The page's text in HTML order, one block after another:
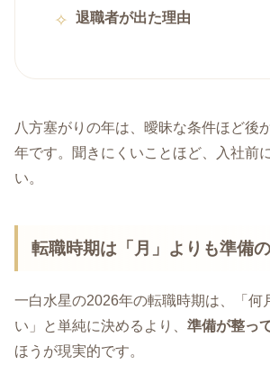
退職者が出た理由
八方塞がりの年は、曖昧な条件ほど後
年です。聞きにくいことほど、入社前
い。
転職時期は「月」よりも準備
一白水星の2026年の転職時期は、「何
い」と単純に決めるより、 準備が整っ
ほうが現実的です。